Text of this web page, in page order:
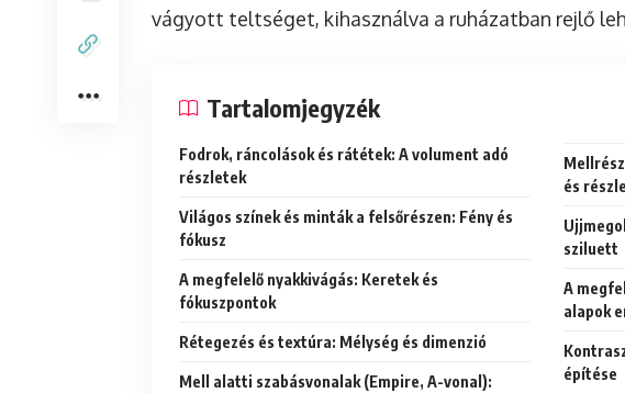
vágyott teltséget, kihasználva a ruházatban rejlő
Tartalomjegyzék
Fodrok, ráncolások és rátétek: A volument adó
részletek
Világos színek és minták a felsőrészen: Fény és
fókusz
A megfelelő nyakkivágás: Keretek és
fókuszpontok
Rétegezés és textúra: Mélység és dimenzió
Mell alatti szabásvonalak (Empire, A-vonal):
és
sziluett
A
alapok
építése